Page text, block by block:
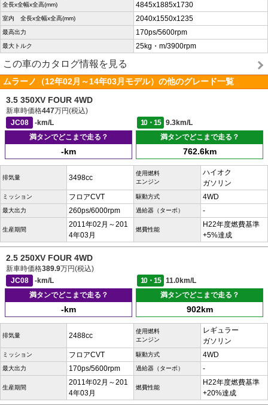
全長x全幅x全高(mm) 4845x1885x1730
室内 全長x全幅x全高(mm) 2040x1550x1235
最高出力 170ps/5600rpm
最大トルク 25kg・m/3900rpm
この車のカタログ情報を見る
ムラーノ（12年02月～14年03月モデル）の他のグレード一覧
3.5 350XV FOUR 4WD
新車時価格447万円(税込)
JC08
-km/L 10・15
9.3km/L
満タンでどこまで走る？
-km
満タンでどこまで走る？
762.6km
排気量 3498cc
使用燃料
エンジン
ハイオク
ガソリン
ミッション フロアCVT 駆動方式 4WD
最大出力 260ps/6000rpm 過給器（ターボ） -
生産期間
2011年02月～201
4年03月
燃費性能
H22年度燃費基準
+5%達成
2.5 250XV FOUR 4WD
新車時価格389.9万円(税込)
JC08
-km/L 10・15
11.0km/L
満タンでどこまで走る？
-km
満タンでどこまで走る？
902km
排気量 2488cc
使用燃料
エンジン
レギュラー
ガソリン
ミッション フロアCVT 駆動方式 4WD
最大出力 170ps/5600rpm 過給器（ターボ） -
生産期間
2011年02月～201
4年03月
燃費性能
H22年度燃費基準
+20%達成